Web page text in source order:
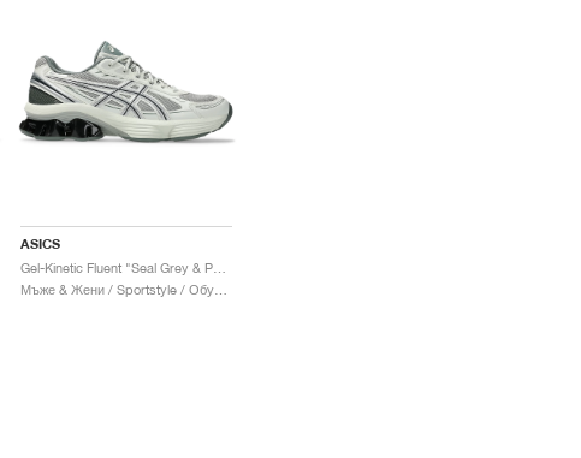
ASICS
Gel-Kinetic Fluent "Seal Grey & Pure Silver"
Мъже & Жени / Sportstyle / Обувки